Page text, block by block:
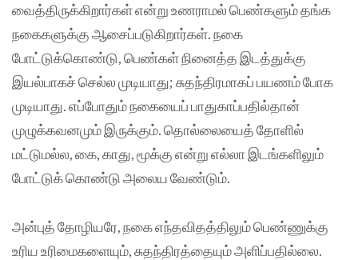
வைத்திருக்கிறார்கள் என்று உணராமல் பெண்களும் தங்க
நகைகளுக்கு ஆசைப்படுகிறார்கள். நகை
போட்டுக்கொண்டு, பெண்கள் நினைத்த இடத்துக்கு
இயல்பாகச் செல்ல முடியாது; சுதந்திரமாகப் பயணம் போக
முடியாது. எப்போதும் நகையைப் பாதுகாப்பதில்தான்
முழுக்கவனமும் இருக்கும். தொல்லையைத் தோளில்
மட்டுமல்ல, கை, காது, மூக்கு என்று எல்லா இடங்களிலும்
போட்டுக் கொண்டு அலைய வேண்டும்.
அன்புத் தோழியரே, நகை எந்தவிதத்திலும் பெண்ணுக்கு
உரிய உரிமைகளையும், சுதந்திரத்தையும் அளிப்பதில்லை.